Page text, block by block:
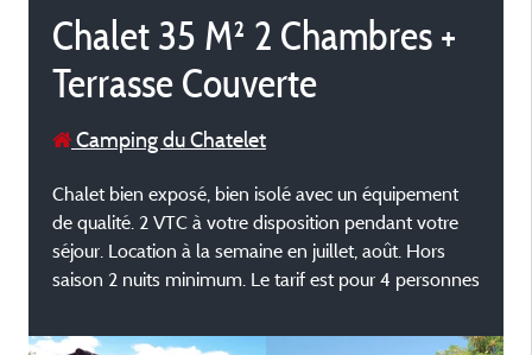
Chalet 35 M² 2 Chambres +
Terrasse Couverte
Camping du Chatelet
Chalet bien exposé, bien isolé avec un équipement
de qualité. 2 VTC à votre disposition pendant votre
séjour. Location à la semaine en juillet, août. Hors
saison 2 nuits minimum. Le tarif est pour 4 personnes